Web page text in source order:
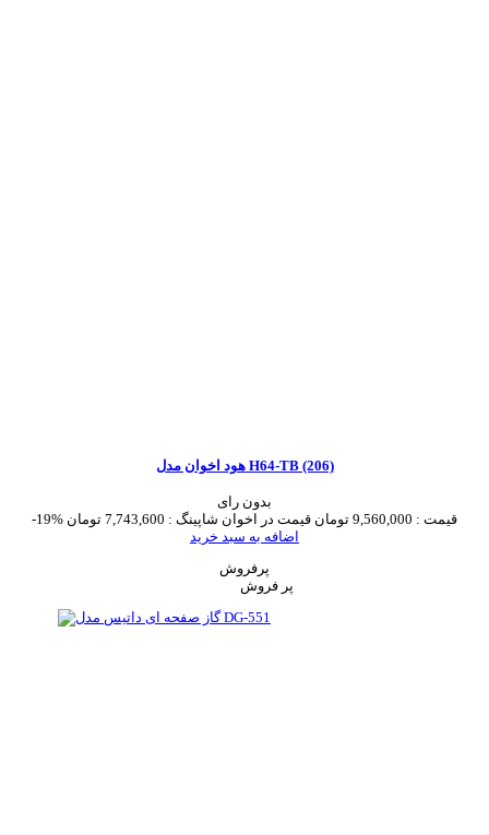
هود اخوان مدل H64-TB (206)
بدون رای
-19%
قیمت : 9,560,000 تومان قیمت در اخوان شاپینگ : 7,743,600 تومان
اضافه به سبد خرید
پرفروش